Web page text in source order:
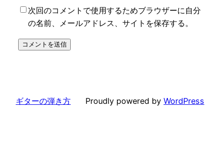
次回のコメントで使用するためブラウザーに自分
の名前、メールアドレス、サイトを保存する。
ギターの弾き方 Proudly powered by WordPress